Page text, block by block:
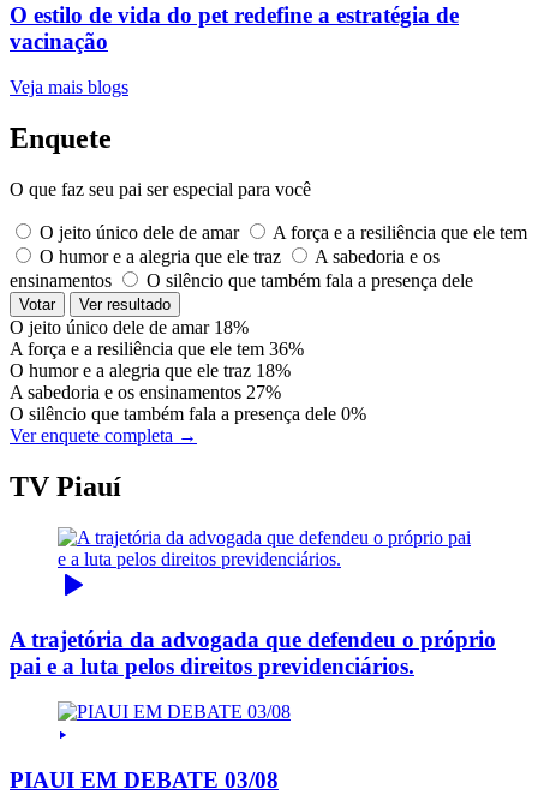
O estilo de vida do pet redefine a estratégia de
vacinação
Veja mais blogs
Enquete
O que faz seu pai ser especial para você
O jeito único dele de amar
A força e a resiliência que ele tem
O humor e a alegria que ele traz
A sabedoria e os
ensinamentos
O silêncio que também fala a presença dele
Votar Ver resultado
O jeito único dele de amar 18%
A força e a resiliência que ele tem 36%
O humor e a alegria que ele traz 18%
A sabedoria e os ensinamentos 27%
O silêncio que também fala a presença dele 0%
Ver enquete completa →
TV Piauí
A trajetória da advogada que defendeu o próprio
pai e a luta pelos direitos previdenciários.
PIAUI EM DEBATE 03/08